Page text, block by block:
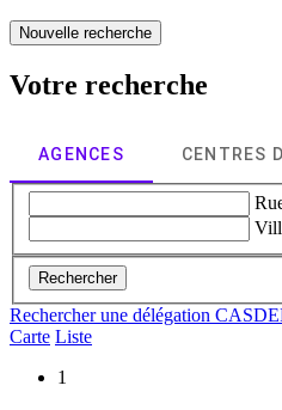
Nouvelle recherche
Votre recherche
AGENCES CENTRES
Rechercher
Rechercher une délégation
Carte Liste
1